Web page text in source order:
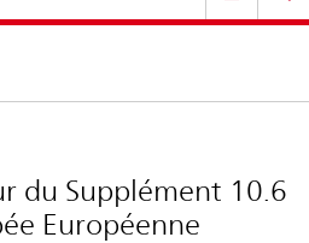
du Supplément 10.6
Européenne